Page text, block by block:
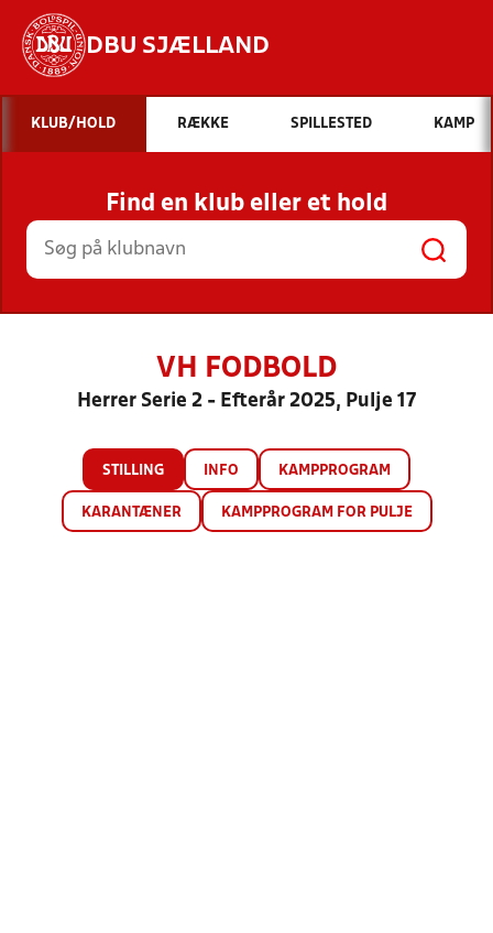
DBU SJÆLLAND
Hvad vil du søge efter?
INDHOLD OG NYHEDER
STILLINGER, RESULTATER, KLUBBER OG
HOLD
KLUB/HOLD RÆKKE SPILLESTED KAMP
Find en klub eller et hold
VH FODBOLD
Herrer Serie 2 - Efterår 2025, Pulje 17
STILLING INFO KAMPPROGRAM
KARANTÆNER KAMPPROGRAM FOR PULJE